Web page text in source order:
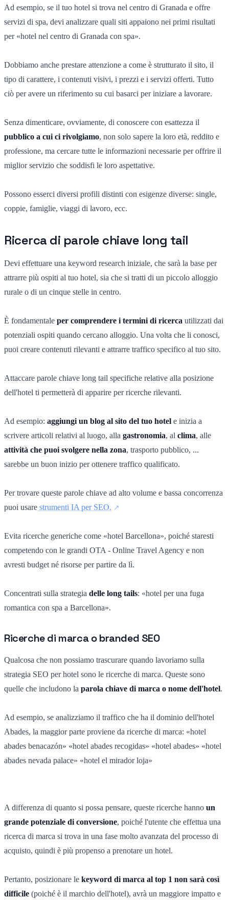
Ad esempio, se il tuo hotel si trova nel centro di Granada e offre
servizi di spa, devi analizzare quali siti appaiono nei primi risultati
per «hotel nel centro di Granada con spa».
Dobbiamo anche prestare attenzione a come è strutturato il sito, il
tipo di carattere, i contenuti visivi, i prezzi e i servizi offerti. Tutto
ciò per avere un riferimento su cui basarci per iniziare a lavorare.
Senza dimenticare, ovviamente, di conoscere con esattezza il
pubblico a cui ci rivolgiamo, non solo sapere la loro età, reddito e
professione, ma cercare tutte le informazioni necessarie per offrire il
miglior servizio che soddisfi le loro aspettative.
Possono esserci diversi profili distinti con esigenze diverse: single,
coppie, famiglie, viaggi di lavoro, ecc.
Ricerca di parole chiave long tail
Devi effettuare una keyword research iniziale, che sarà la base per
attrarre più ospiti al tuo hotel, sia che si tratti di un piccolo alloggio
rurale o di un cinque stelle in centro.
È fondamentale per comprendere i termini di ricerca utilizzati dai
potenziali ospiti quando cercano alloggio. Una volta che li conosci,
puoi creare contenuti rilevanti e attrarre traffico specifico al tuo sito.
Attaccare parole chiave long tail specifiche relative alla posizione
dell'hotel ti permetterà di apparire per ricerche rilevanti.
Ad esempio: aggiungi un blog al sito del tuo hotel e inizia a
scrivere articoli relativi al luogo, alla gastronomia, al clima, alle
attività che puoi svolgere nella zona, trasporto pubblico, ...
sarebbe un buon inizio per ottenere traffico qualificato.
Per trovare queste parole chiave ad alto volume e bassa concorrenza
puoi usare strumenti IA per SEO.
Evita ricerche generiche come «hotel Barcellona», poiché staresti
competendo con le grandi OTA - Online Travel Agency e non
avresti budget né risorse per partire da lì.
Concentrati sulla strategia delle long tails: «hotel per una fuga
romantica con spa a Barcellona».
Ricerche di marca o branded SEO
Qualcosa che non possiamo trascurare quando lavoriamo sulla
strategia SEO per hotel sono le ricerche di marca. Queste sono
quelle che includono la parola chiave di marca o nome dell'hotel.
Ad esempio, se analizziamo il traffico che ha il dominio dell'hotel
Abades, la maggior parte proviene da ricerche di marca: «hotel
abades benacazón» «hotel abades recogidas» «hotel abades» «hotel
abades nevada palace» «hotel el mirador loja»
A differenza di quanto si possa pensare, queste ricerche hanno un
grande potenziale di conversione, poiché l'utente che effettua una
ricerca di marca si trova in una fase molto avanzata del processo di
acquisto, quindi è più propenso a prenotare un hotel.
Pertanto, posizionare le keyword di marca al top 1 non sarà così
difficile (poiché è il marchio dell'hotel), avrà un maggiore impatto e